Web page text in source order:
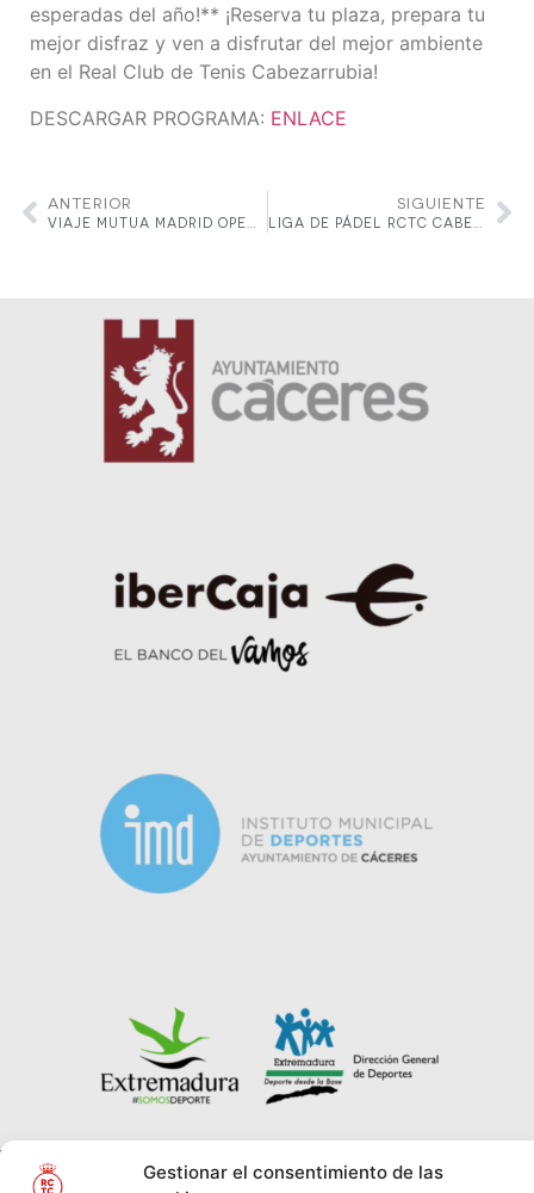
Gestionar el consentimiento de las
esperadas del año!** ¡Reserva tu plaza, prepara tu
mejor disfraz y ven a disfrutar del mejor ambiente
en el Real Club de Tenis Cabezarrubia!
DESCARGAR PROGRAMA: ENLACE
ANTERIOR SIGUIENTE
© REAL CLUB DE 2026